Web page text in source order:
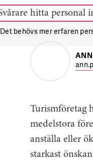
Det behövs mer erfaren
Turismföretag
medelstora
anställa eller
starkast